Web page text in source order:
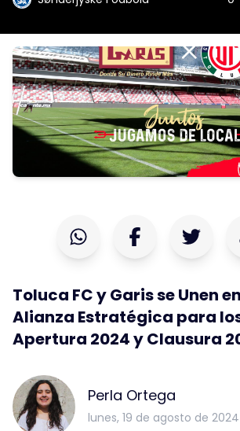
Toluca FC y Garis se Unen
Alianza Estratégica para
Apertura 2024 y Clausura
Perla Ortega
lunes, 19 de agosto de 2024